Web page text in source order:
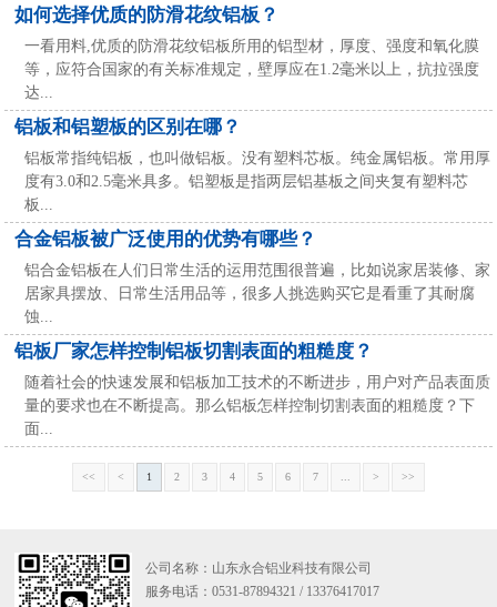
如何选择优质的防滑花纹铝板？
一看用料,优质的防滑花纹铝板所用的铝型材，厚度、强度和氧化膜
等，应符合国家的有关标准规定，壁厚应在1.2毫米以上，抗拉强度
达...
铝板和铝塑板的区别在哪？
铝板常指纯铝板，也叫做铝板。没有塑料芯板。纯金属铝板。常用厚
度有3.0和2.5毫米具多。铝塑板是指两层铝基板之间夹复有塑料芯
板...
合金铝板被广泛使用的优势有哪些？
铝合金铝板在人们日常生活的运用范围很普遍，比如说家居装修、家
居家具摆放、日常生活用品等，很多人挑选购买它是看重了其耐腐
蚀...
铝板厂家怎样控制铝板切割表面的粗糙度？
随着社会的快速发展和铝板加工技术的不断进步，用户对产品表面质
量的要求也在不断提高。那么铝板怎样控制切割表面的粗糙度？下
面...
<< < 1 2 3 4 5 6 7 > >>
公司名称：山东永合铝业科技有限公司
服务电话：0531-87894321 / 13376417017